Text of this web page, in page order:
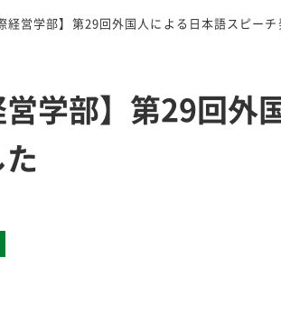
経営学部】第29回外国人による日本語スピー
営学部】第29回